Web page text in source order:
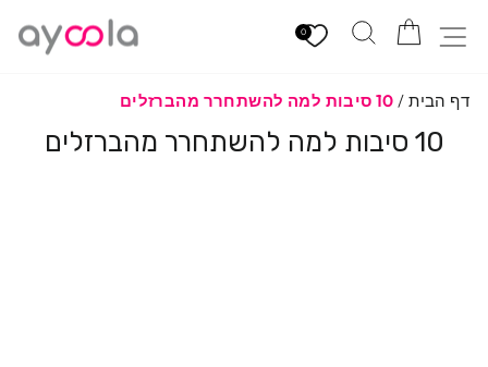
לתוכן
0
חיפוש ניווט באתר
הזמנה
דף הבית / 10 סיבות למה להשתחרר מהברזלים
10 סיבות למה להשתחרר מהברזלים